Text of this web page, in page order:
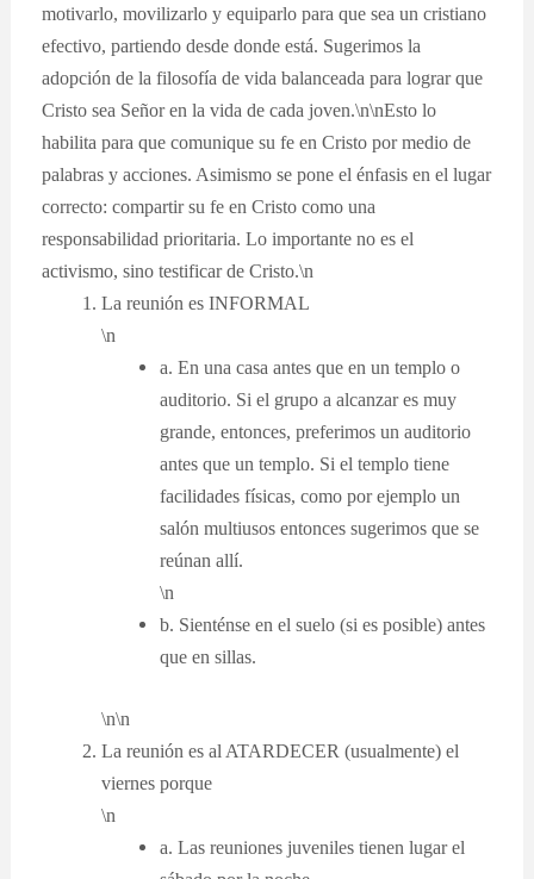
motivarlo, movilizarlo y equiparlo para que sea un cristiano
efectivo, partiendo desde donde está. Sugerimos la
adopción de la filosofía de vida balanceada para lograr que
Cristo sea Señor en la vida de cada joven.\n\nEsto lo
habilita para que comunique su fe en Cristo por medio de
palabras y acciones. Asimismo se pone el énfasis en el lugar
correcto: compartir su fe en Cristo como una
responsabilidad prioritaria. Lo importante no es el
activismo, sino testificar de Cristo.\n
La reunión es INFORMAL
\n
a. En una casa antes que en un templo o
auditorio. Si el grupo a alcanzar es muy
grande, entonces, preferimos un auditorio
antes que un templo. Si el templo tiene
facilidades físicas, como por ejemplo un
salón multiusos entonces sugerimos que se
reúnan allí.
\n
b. Sienténse en el suelo (si es posible) antes
que en sillas.
\n\n
La reunión es al ATARDECER (usualmente) el
viernes porque
\n
a. Las reuniones juveniles tienen lugar el